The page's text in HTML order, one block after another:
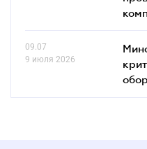
09.07
9 июля 2026